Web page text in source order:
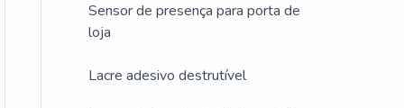
Sensor de presença para porta de
loja
Lacre adesivo destrutível